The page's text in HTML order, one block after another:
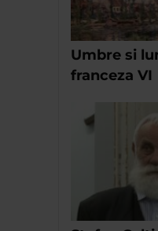
Umbre si
franceza VI